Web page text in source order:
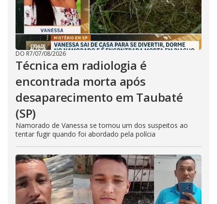
DO R7/07/08/2026
Técnica em radiologia é
encontrada morta após
desaparecimento em Taubaté
(SP)
Namorado de Vanessa se tornou um dos suspeitos ao
tentar fugir quando foi abordado pela polícia